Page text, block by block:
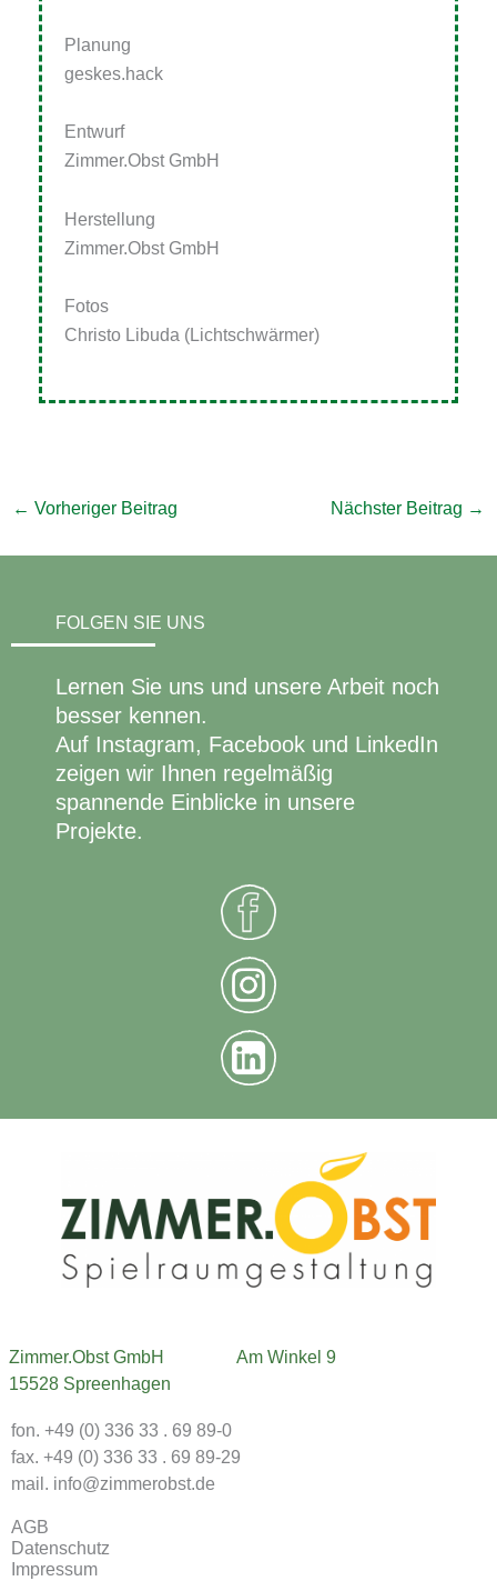
Planung
geskes.hack
Entwurf
Zimmer.Obst GmbH
Herstellung
Zimmer.Obst GmbH
Fotos
Christo Libuda (Lichtschwärmer)
← Vorheriger Beitrag Nächster Beitrag →
FOLGEN SIE UNS
Lernen Sie uns und unsere Arbeit noch
besser kennen.
Auf Instagram, Facebook und LinkedIn
zeigen wir Ihnen regelmäßig
spannende Einblicke in unsere
Projekte.
Zimmer.Obst GmbH
Am Winkel 9
15528 Spreenhagen
fon. +49 (0) 336 33 . 69 89-0
fax. +49 (0) 336 33 . 69 89-29
mail. info@zimmerobst.de
AGB
Datenschutz
Impressum